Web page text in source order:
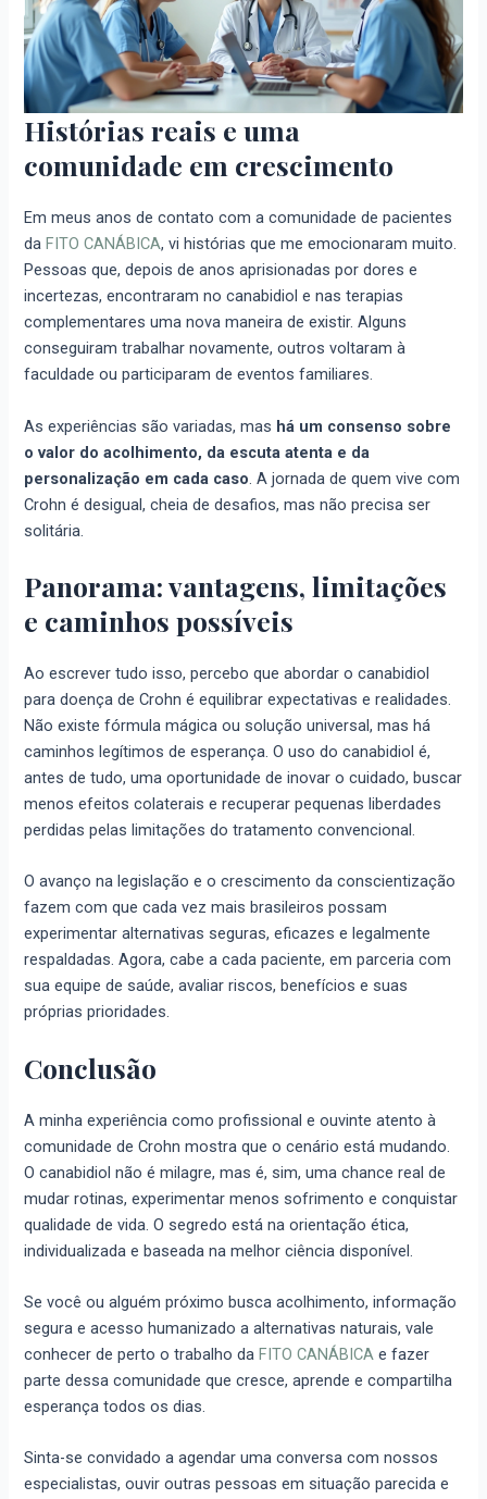
Histórias reais e uma
comunidade em crescimento
Em meus anos de contato com a comunidade de pacientes
da FITO CANÁBICA, vi histórias que me emocionaram muito.
Pessoas que, depois de anos aprisionadas por dores e
incertezas, encontraram no canabidiol e nas terapias
complementares uma nova maneira de existir. Alguns
conseguiram trabalhar novamente, outros voltaram à
faculdade ou participaram de eventos familiares.
As experiências são variadas, mas há um consenso sobre
o valor do acolhimento, da escuta atenta e da
personalização em cada caso. A jornada de quem vive com
Crohn é desigual, cheia de desafios, mas não precisa ser
solitária.
Panorama: vantagens, limitações
e caminhos possíveis
Ao escrever tudo isso, percebo que abordar o canabidiol
para doença de Crohn é equilibrar expectativas e realidades.
Não existe fórmula mágica ou solução universal, mas há
caminhos legítimos de esperança. O uso do canabidiol é,
antes de tudo, uma oportunidade de inovar o cuidado, buscar
menos efeitos colaterais e recuperar pequenas liberdades
perdidas pelas limitações do tratamento convencional.
O avanço na legislação e o crescimento da conscientização
fazem com que cada vez mais brasileiros possam
experimentar alternativas seguras, eficazes e legalmente
respaldadas. Agora, cabe a cada paciente, em parceria com
sua equipe de saúde, avaliar riscos, benefícios e suas
próprias prioridades.
Conclusão
A minha experiência como profissional e ouvinte atento à
comunidade de Crohn mostra que o cenário está mudando.
O canabidiol não é milagre, mas é, sim, uma chance real de
mudar rotinas, experimentar menos sofrimento e conquistar
qualidade de vida. O segredo está na orientação ética,
individualizada e baseada na melhor ciência disponível.
Se você ou alguém próximo busca acolhimento, informação
segura e acesso humanizado a alternativas naturais, vale
conhecer de perto o trabalho daFITO CANÁBICA e fazer
parte dessa comunidade que cresce, aprende e compartilha
esperança todos os dias.
Sinta-se convidado a agendar uma conversa com nossos
especialistas, ouvir outras pessoas em situação parecida e